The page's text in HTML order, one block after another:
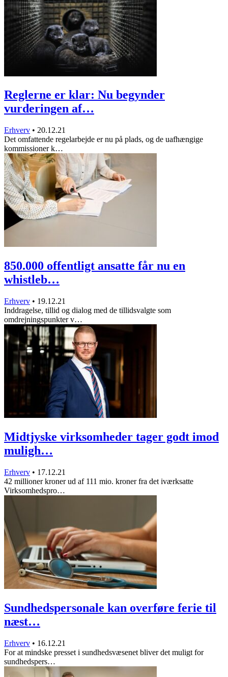
Reglerne er klar: Nu begynder
vurderingen af…
Erhverv • 20.12.21
Det omfattende regelarbejde er nu på plads, og de uafhængige
kommissioner k…
850.000 offentligt ansatte får nu en
whistleb…
Erhverv • 19.12.21
Inddragelse, tillid og dialog med de tillidsvalgte som
omdrejningspunkter v…
Midtjyske virksomheder tager godt imod
muligh…
Erhverv • 17.12.21
42 millioner kroner ud af 111 mio. kroner fra det iværksatte
Virksomhedspro…
Sundhedspersonale kan overføre ferie til
næst…
Erhverv • 16.12.21
For at mindske presset i sundhedsvæsenet bliver det muligt for
sundhedspers…